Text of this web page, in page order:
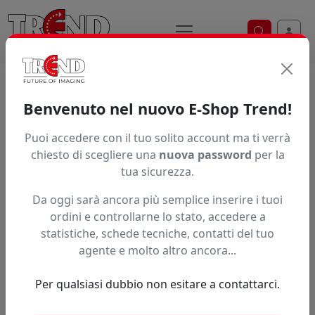
Ricerca
Trend S.r.l.
stampa digitale dal 1997
Benvenuto nel nuovo E-Shop Trend!
Puoi accedere con il tuo solito account ma ti verrà
chiesto di scegliere una nuova password per la
tua sicurezza.
Da oggi sarà ancora più semplice inserire i tuoi
ordini e controllarne lo stato, accedere a
statistiche, schede tecniche, contatti del tuo
agente e molto altro ancora...
Per qualsiasi dubbio non esitare a contattarci.